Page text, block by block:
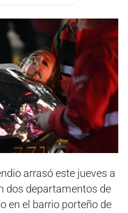
arrasó este jueves a
dos departamentos de
en el barrio porteño de